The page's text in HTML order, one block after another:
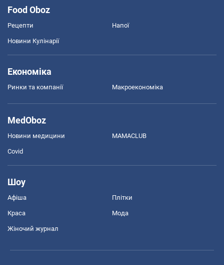
Food Oboz
Рецепти Напої
Новини Кулінарії
Економіка
Ринки та компанії Макроекономіка
MedOboz
Новини медицини MAMACLUB
Covid
Шоу
Афіша Плітки
Краса Мода
Жіночий журнал